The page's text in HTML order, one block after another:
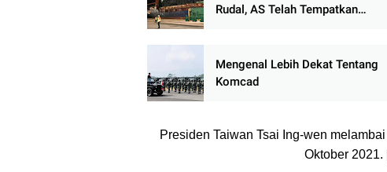
Rudal, AS Telah Tempatkan
Mengenal Lebih Dekat Tentang
Komcad
Presiden Taiwan Tsai Ing-wen
Oktober